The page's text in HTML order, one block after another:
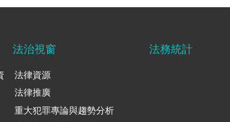
法治視窗
法律資源
法律推廣
重大犯罪專論與趨勢分析
法務統計